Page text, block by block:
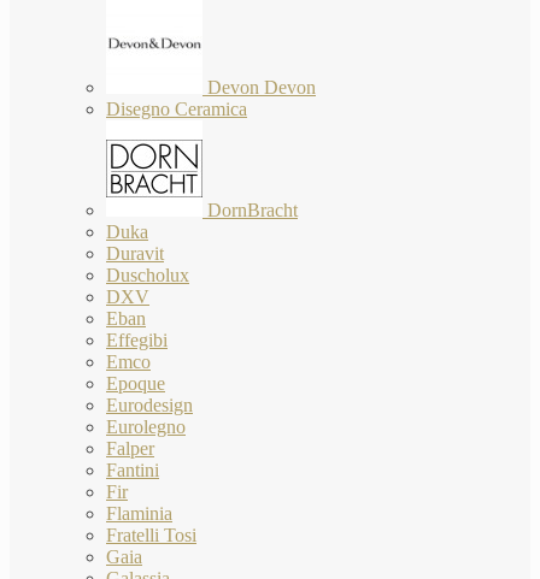
Devon Devon
Disegno Ceramica
DornBracht
Duka
Duravit
Duscholux
DXV
Eban
Effegibi
Emco
Epoque
Eurodesign
Eurolegno
Falper
Fantini
Fir
Flaminia
Fratelli Tosi
Gaia